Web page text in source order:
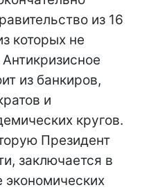
из 16
которых не
из банкиров,
и
кругов.
Президент
заключается в
экономических